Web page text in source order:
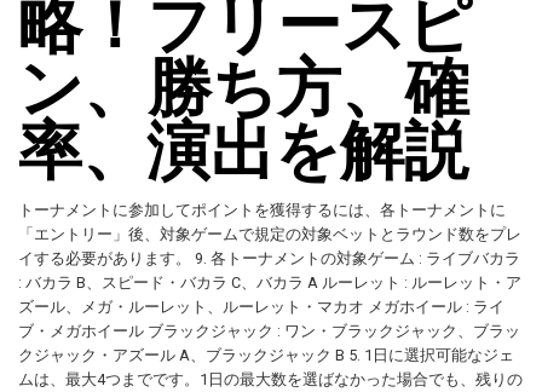
略！フリースピ
ン、勝ち方、確
率、演出を解説
トーナメントに参加してポイントを獲得するには、各トーナメントに
「エントリー」後、対象ゲームで規定の対象ベットとラウンド数をプレ
イする必要があります。 9. 各トーナメントの対象ゲーム : ライブバカラ
: バカラ B、スピード・バカラ C、バカラ A ルーレット : ルーレット・ア
ズール、メガ・ルーレット、ルーレット・マカオ メガホイール : ライ
ブ・メガホイール ブラックジャック : ワン・ブラックジャック、ブラッ
クジャック・アズール A、ブラックジャック B 5. 1日に選択可能なジェ
ムは、最大4つまでです。1日の最大数を選ばなかった場合でも、残りの